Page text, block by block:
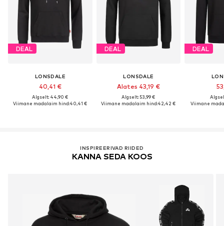
DEAL
LONSDALE
40,41 €
Algselt: 44,90 €
Viimane madalaim hind:40,41 €
DEAL
LONSDALE
Alates 43,19 €
Algselt: 53,99 €
Viimane madalaim hind:42,42 €
DEAL
Viimane
INSPIREERIVAD RIIDED
KANNA SEDA KOOS